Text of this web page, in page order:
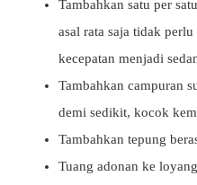
Tambahkan satu per
asal rata saja tidak
kecepatan menjadi
Tambahkan campuran
demi sedikit, kocok
Tambahkan tepung
Tuang adonan ke